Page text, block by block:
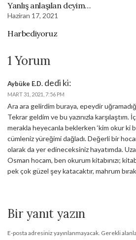
Yanlış anlaşılan deyim…
Haziran 17, 2021
Harbediyoruz
1 Yorum
Aybüke E.D. dedi ki:
MART 31, 2021, 7:56 PM
Ara ara gelirdim buraya, epeydir
Tekrar geldim ve bu yazınızla karşılaştım.
merakla heyecanla beklerken ‘kim okur ki
cümleniz yüreğimi dağladı. Değerli bir
olarak da yer edineceksiniz hayatımda.
Osman hocam, ben okurum kitabınızı;
pek çok güzel şey katacaktır, mahrum
Bir yanıt yazın
E-posta adresiniz yayınlanmayacak. Gerekli